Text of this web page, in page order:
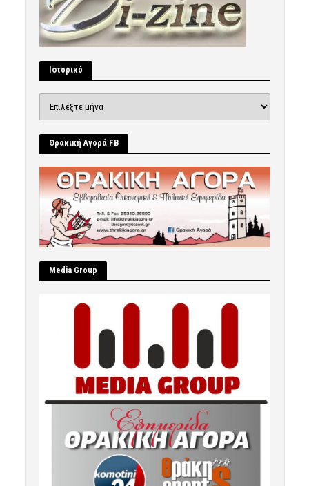
Ιστορικό
Θρακική Αγορά FB
Μedia Group